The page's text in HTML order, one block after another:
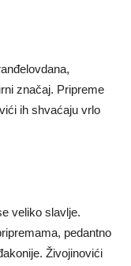
značaj. Pripreme
ih shvaćaju vrlo
veliko slavlje.
pedantno
Živojinovići